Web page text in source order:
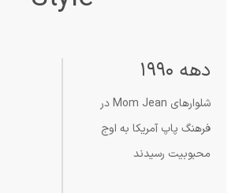
دهه 1990
شلوارهای Mom Jean در
فرهنگ پاپ آمریکا به اوج
محبوبیت رسیدند